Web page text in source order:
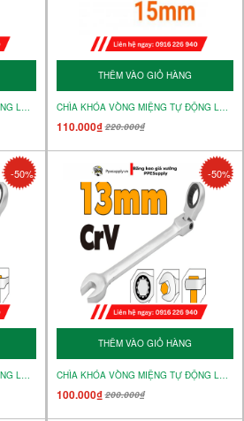
CHÌA KHÓA VÒNG MIỆNG TỰ ĐỘNG LẮC LÉO 16mm – MÃ 15242
THÊM VÀO GIỎ HÀNG
CHÌA KHÓA VÒNG MIỆNG TỰ ĐỘNG LẮC LÉO 15mm – MÃ 15241
110.000₫220.000₫
-50%
CHÌA KHÓA VÒNG MIỆNG TỰ ĐỘNG LẮC LÉO 14mm – MÃ 15240
-50%
THÊM VÀO GIỎ HÀNG
CHÌA KHÓA VÒNG MIỆNG TỰ ĐỘNG LẮC LÉO 13MM – MÃ 15239
100.000₫200.000₫